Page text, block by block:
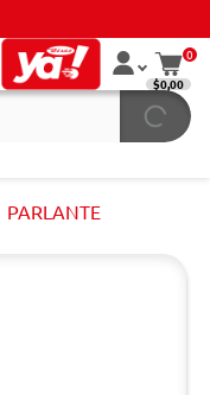
0
$0,00
PARLANTE